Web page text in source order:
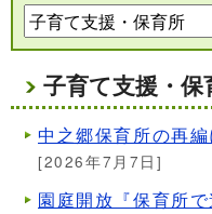
子育て支援・保
中之郷保育所の再
[2026年7月7日]
園庭開放『保育所